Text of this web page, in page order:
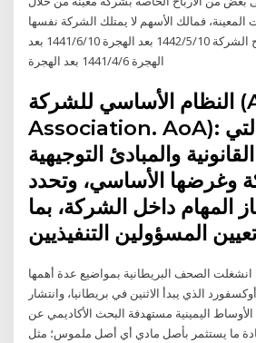
المعينة، فمالك الأسهم لا يمتلك الشركة نفسها
ولكن يمتلك بعض من أرباح الشركة 10‏‏/5‏‏/1442 بعد الهجرة 10‏‏/6‏‏/1441 بعد
الهجرة 6‏‏/4‏‏/1441 بعد الهجرة
النظام الأساسي للشركة (Articles of
Association. AoA): هو الوثيقة التي
والمبادئ التوجيهية
وغرضها الأساسي، وتحدد
المهام داخل الشركة، بما
المسؤولين التنفيذيين
الصحف البريطانية بمواضيع عدة أهمها
الذي يبدأ الاثنين في بريطانيا، وانتشار
الأوساط اليمينية مستهدفة البحث الأكاديمي عن
ما يستثمر بأصل مادي أي أصل ملموس؛ مثل